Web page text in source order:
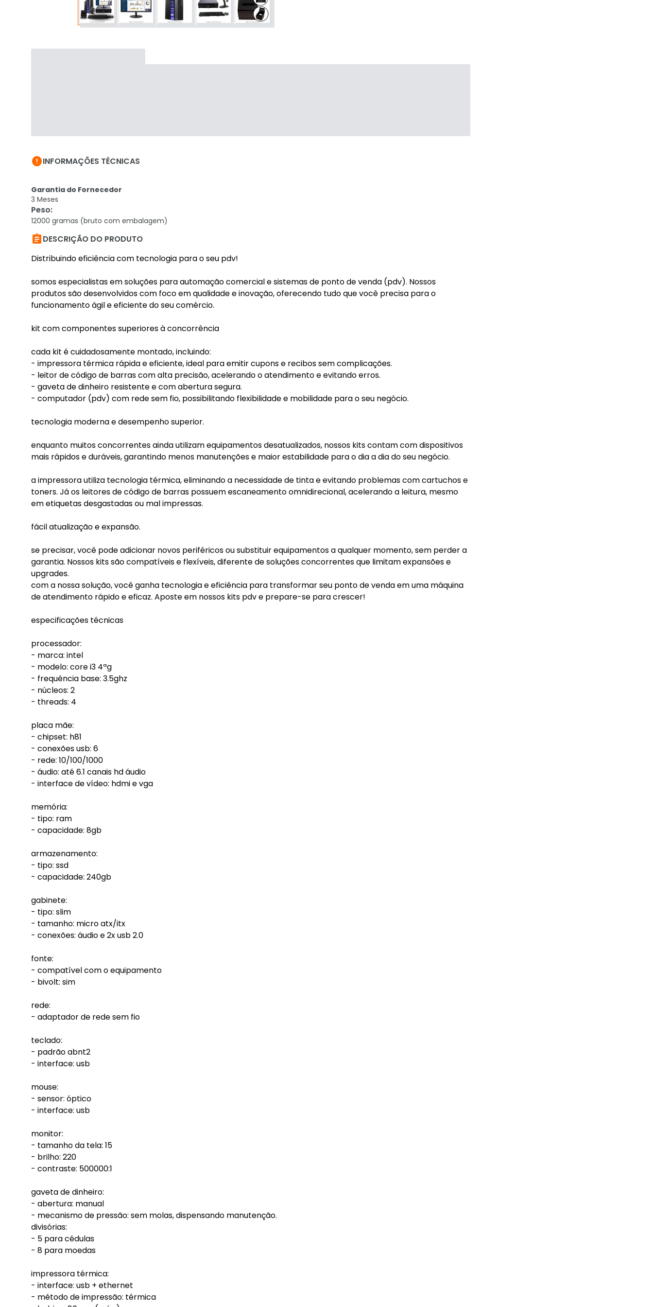
INFORMAÇÕES TÉCNICAS
Garantia do Fornecedor
3 Meses
Peso:
12000 gramas (bruto com embalagem)
DESCRIÇÃO DO PRODUTO
Distribuindo eficiência com tecnologia para o seu pdv!
somos especialistas em soluções para automação comercial e sistemas de ponto de venda (pdv). Nossos
produtos são desenvolvidos com foco em qualidade e inovação, oferecendo tudo que você precisa para o
funcionamento ágil e eficiente do seu comércio.
kit com componentes superiores à concorrência
cada kit é cuidadosamente montado, incluindo:
- impressora térmica rápida e eficiente, ideal para emitir cupons e recibos sem complicações.
- leitor de código de barras com alta precisão, acelerando o atendimento e evitando erros.
- gaveta de dinheiro resistente e com abertura segura.
- computador (pdv) com rede sem fio, possibilitando flexibilidade e mobilidade para o seu negócio.
tecnologia moderna e desempenho superior.
enquanto muitos concorrentes ainda utilizam equipamentos desatualizados, nossos kits contam com dispositivos
mais rápidos e duráveis, garantindo menos manutenções e maior estabilidade para o dia a dia do seu negócio.
a impressora utiliza tecnologia térmica, eliminando a necessidade de tinta e evitando problemas com cartuchos e
toners. Já os leitores de código de barras possuem escaneamento omnidirecional, acelerando a leitura, mesmo
em etiquetas desgastadas ou mal impressas.
fácil atualização e expansão.
se precisar, você pode adicionar novos periféricos ou substituir equipamentos a qualquer momento, sem perder a
garantia. Nossos kits são compatíveis e flexíveis, diferente de soluções concorrentes que limitam expansões e
upgrades.
com a nossa solução, você ganha tecnologia e eficiência para transformar seu ponto de venda em uma máquina
de atendimento rápido e eficaz. Aposte em nossos kits pdv e prepare-se para crescer!
especificações técnicas
processador:
- marca: intel
- modelo: core i3 4ªg
- frequência base: 3.5ghz
- núcleos: 2
- threads: 4
placa mãe:
- chipset: h81
- conexões usb: 6
- rede: 10/100/1000
- áudio: até 6.1 canais hd áudio
- interface de vídeo: hdmi e vga
memória:
- tipo: ram
- capacidade: 8gb
armazenamento:
- tipo: ssd
- capacidade: 240gb
gabinete:
- tipo: slim
- tamanho: micro atx/itx
- conexões: áudio e 2x usb 2.0
fonte:
- compatível com o equipamento
- bivolt: sim
rede:
- adaptador de rede sem fio
teclado:
- padrão abnt2
- interface: usb
mouse:
- sensor: óptico
- interface: usb
monitor:
- tamanho da tela: 15
- brilho: 220
- contraste: 500000:1
gaveta de dinheiro:
- abertura: manual
- mecanismo de pressão: sem molas, dispensando manutenção.
divisórias:
- 5 para cédulas
- 8 para moedas
impressora térmica:
- interface: usb + ethernet
- método de impressão: térmica